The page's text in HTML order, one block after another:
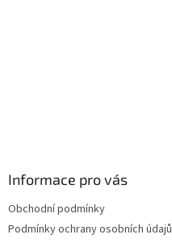
Informace pro vás
Obchodní podmínky
Podmínky ochrany osobních údajů